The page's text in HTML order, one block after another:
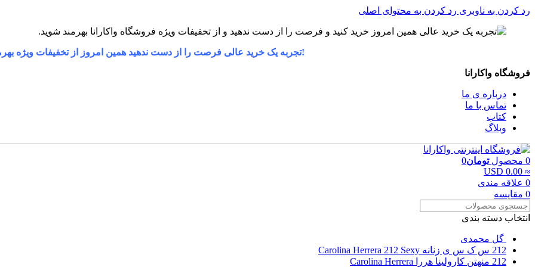
رد کردن به ناوبری رد کردن به محتوای اصلی
!تجربه یک خرید عالی فرصت را از دست ندهید همین امروز از تخفیفات ویژه
فروشگاه واکارانا
درباره ی ما
تماس با ما
کتاب
وبلاگ
0 محصول تومان0
≈ 0.00 USD
0 علاقه مندی
0 مقایسه
انتخاب دسته بندی
گل محمدی
212 س ک س ی زنانه Carolina Herrera 212 Sexy
212 منهتن کارولینا هررا Carolina Herrera